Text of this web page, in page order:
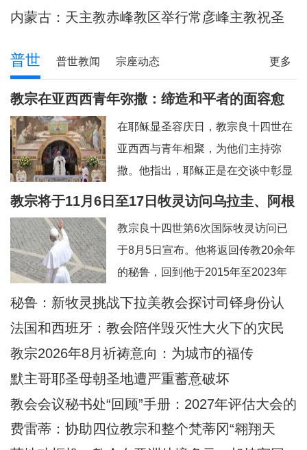
内蒙古：天主教赤峰教区举行常彦峰主教祝圣
更多
普世 普世教闻 宗座动态
教宗在亚西西青年弥撒：缔造和平者的面容愈
加肖似基督
在耶稣显圣容庆日，教宗良十四世在
亚西西与青年相聚，为他们主持弥
撒。他指出，耶稣正是在交谈中彰显
神圣的容貌，因此我们也应该进入“对
及为数众多的其他青年，就是在亚西
西这里面容变得愈加肖似基督的。教
宗良十四世8月6日耶稣显圣容庆日在
意大利亚西西天使之后圣母大殿内主
持弥撒圣祭
教宗将于11月6日至17日牧灵访问乌拉圭、阿根
廷和秘鲁
教宗良十四世第6次国际牧灵访问已
于8月5日宣布。他将返回传教20余年
的秘鲁，回到他于2015年至2023年
担任主教的奇克拉约，并前往亚马逊
教宗方济各的出生地阿根廷，以及将
近40年没有教宗访问过的乌拉圭。被
秘鲁人民视为同胞的普雷沃斯特教
宗，即将回到他度过多年传教岁月的
安第斯大地，在那里
秘鲁：新牧灵挑战下拉美教会探讨司铎身份认
同
法国和西班牙：教会陪伴毁灭性大火下的灾民
教宗2026年8月祈祷意向：为城市的福传
默主哥耶圣母朝圣地遭严重蓄意破坏
教会会议秘书处“回顾”手册：2027年评估大会的
准则和指示
费雷蒂：协助四位教宗和整个梵蒂冈“翱翔天
际”的妇女